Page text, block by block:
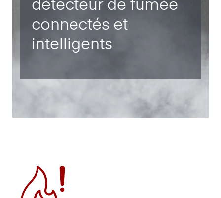
détecteur de fumée
connectés et
intelligents